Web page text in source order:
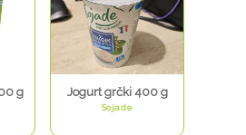
g Jogurt grčki 400 g
Sojade